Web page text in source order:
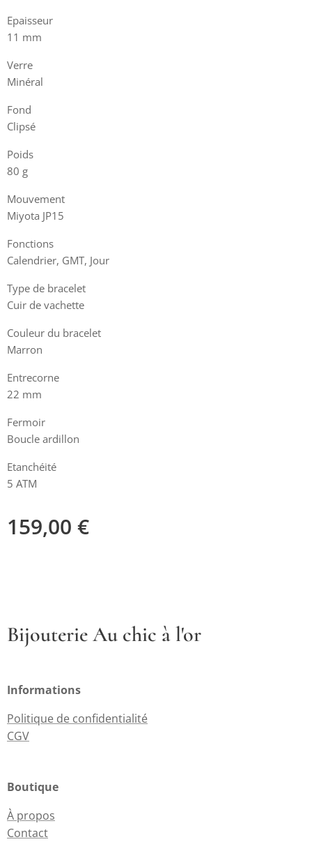
Epaisseur
11 mm
Verre
Minéral
Fond
Clipsé
Poids
80 g
Mouvement
Miyota JP15
Fonctions
Calendrier, GMT, Jour
Type de bracelet
Cuir de vachette
Couleur du bracelet
Marron
Entrecorne
22 mm
Fermoir
Boucle ardillon
Etanchéité
5 ATM
159,00 €
Bijouterie Au chic à l'or
Informations
Politique de confidentialité
CGV
Boutique
À propos
Contact